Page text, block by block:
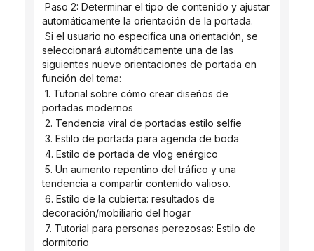
automáticamente la orientación de la portada.
seleccionará automáticamente una de las
siguientes nueve orientaciones de portada en
función del tema:
portadas modernos
2. Tendencia viral de portadas estilo selfie
3. Estilo de portada para agenda de boda
4. Estilo de portada de vlog enérgico
tendencia a compartir contenido valioso.
decoración/mobiliario del hogar
dormitorio